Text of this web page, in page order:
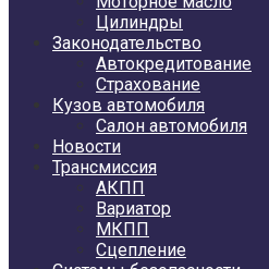
Цилиндры
Законодательство
Автокредитование
Страхование
Кузов автомобиля
Салон автомобиля
Новости
Трансмиссия
АКПП
Вариатор
МКПП
Сцепление